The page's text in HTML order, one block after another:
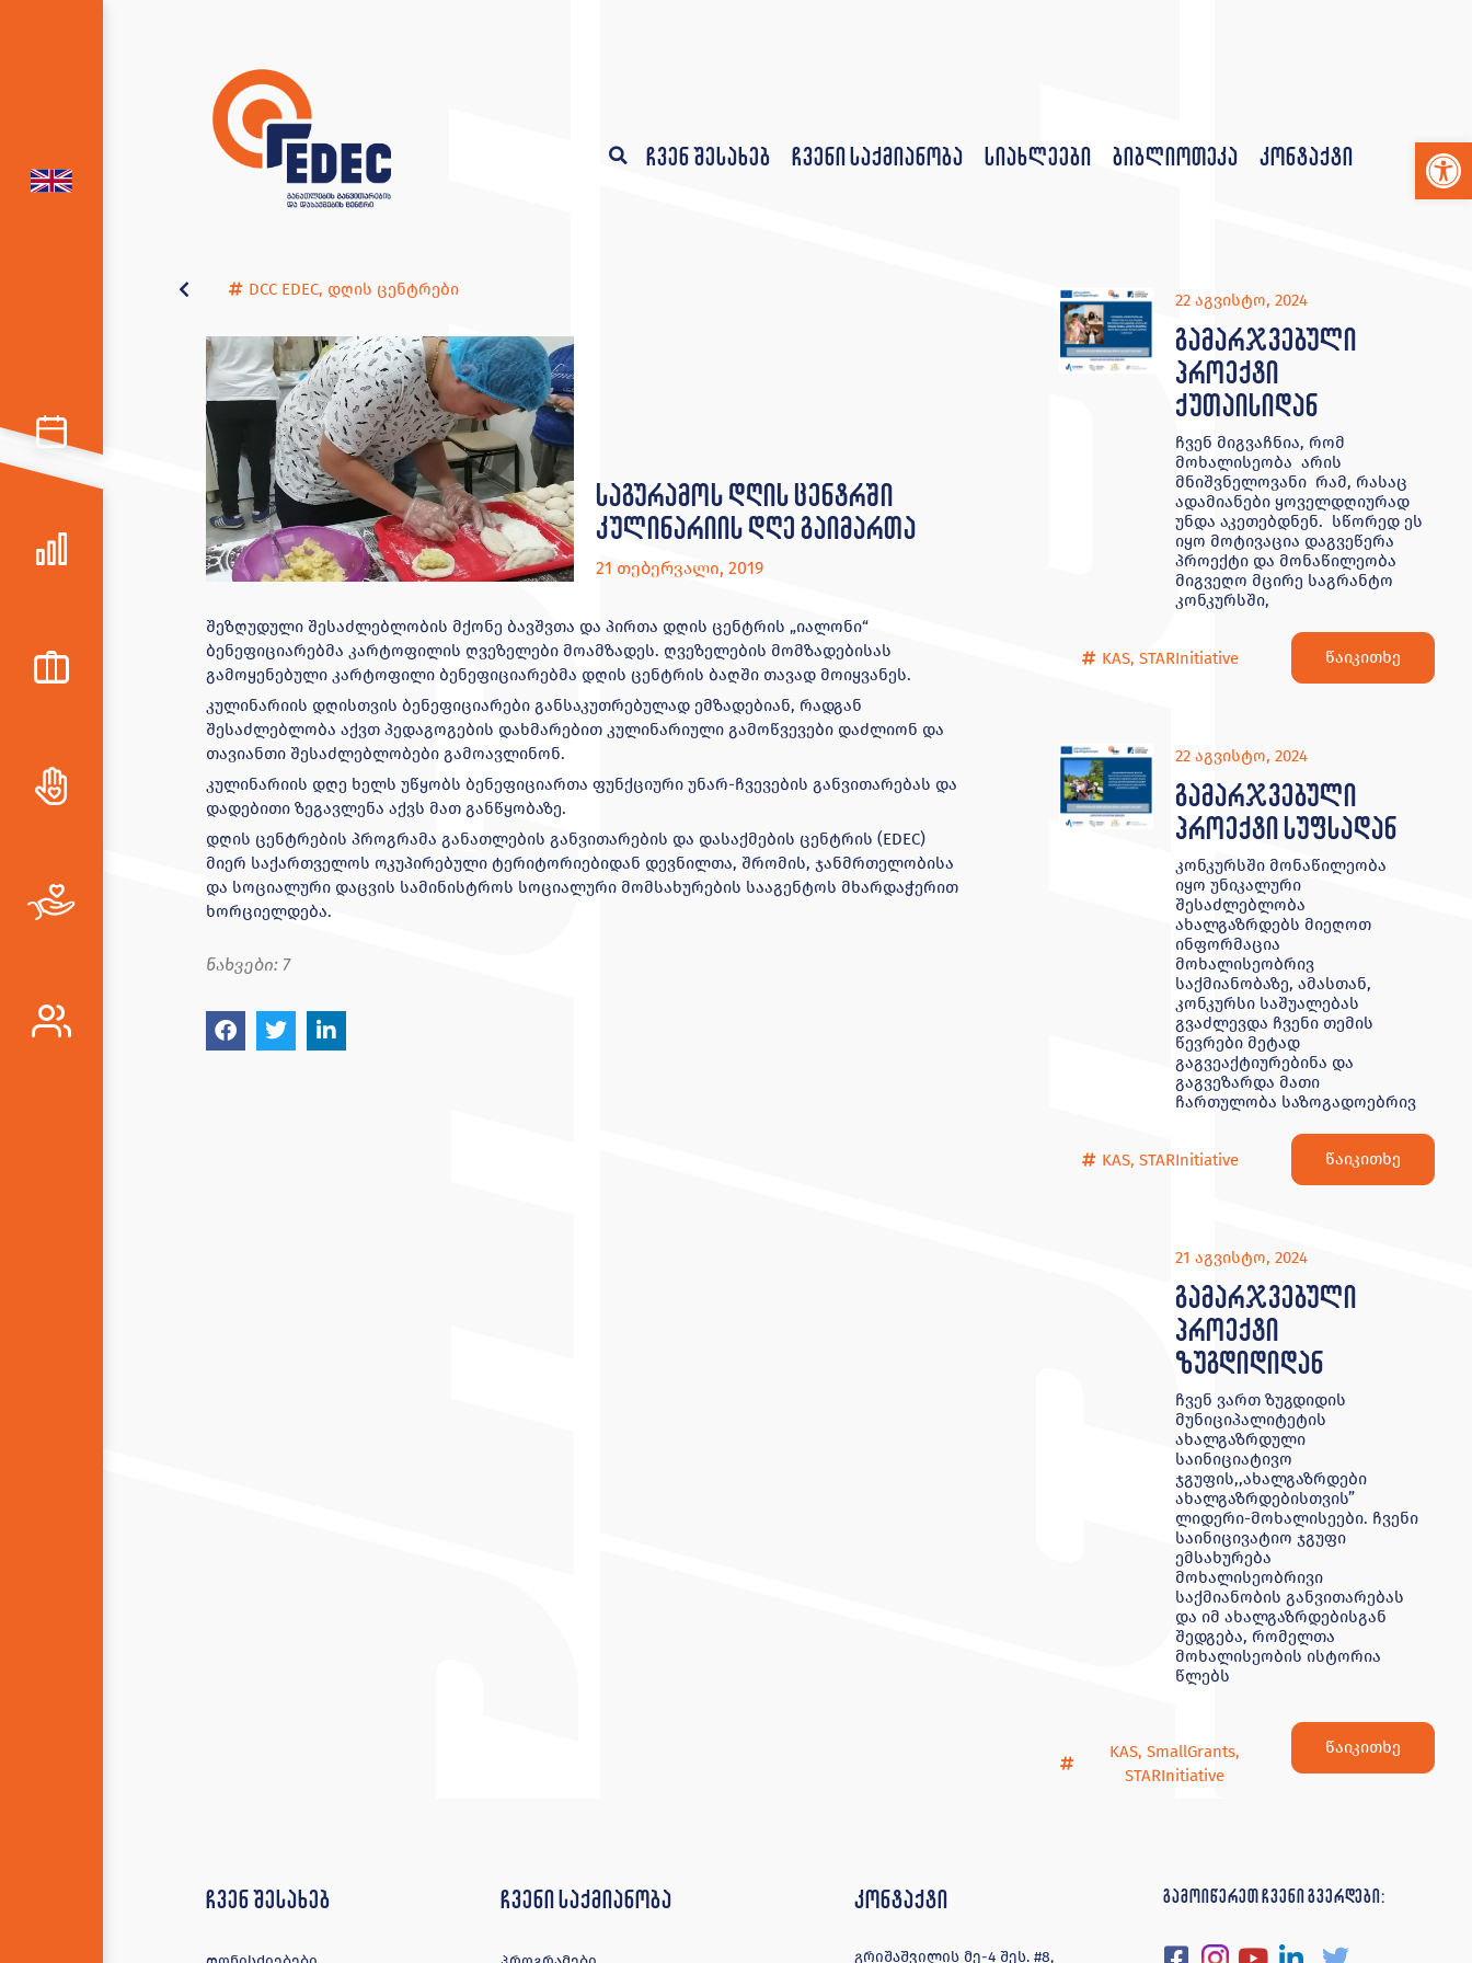
ჩვენ შესახებ ჩვენი საქმიანობა სიახლეები ბიბლიოთეკა კონტაქტი
DCC EDEC, დღის ცენტრები
საგურამოს დღის ცენტრში
კულინარიის დღე გაიმართა
21 თებერვალი, 2019
შეზღუდული შესაძლებლობის მქონე ბავშვთა და პირთა დღის ცენტრის „იალონი“
ბენეფიციარებმა კარტოფილის ღვეზელები მოამზადეს. ღვეზელების მომზადებისას
გამოყენებული კარტოფილი ბენეფიციარებმა დღის ცენტრის ბაღში თავად მოიყვანეს.
კულინარიის დღისთვის ბენეფიციარები განსაკუთრებულად ემზადებიან, რადგან
შესაძლებლობა აქვთ პედაგოგების დახმარებით კულინარიული გამოწვევები დაძლიონ და
თავიანთი შესაძლებლობები გამოავლინონ.
კულინარიის დღე ხელს უწყობს ბენეფიციართა ფუნქციური უნარ-ჩვევების განვითარებას და
დადებითი ზეგავლენა აქვს მათ განწყობაზე.
დღის ცენტრების პროგრამა განათლების განვითარების და დასაქმების ცენტრის (EDEC)
მიერ საქართველოს ოკუპირებული ტერიტორიებიდან დევნილთა, შრომის, ჯანმრთელობისა
და სოციალური დაცვის სამინისტროს სოციალური მომსახურების სააგენტოს მხარდაჭერით
ხორციელდება.
ნახვები: 7
22 აგვისტო, 2024
გამარჯვებული
პროექტი
ქუთაისიდან
ჩვენ მიგვაჩნია, რომ
მოხალისეობა არის
მნიშვნელოვანი რამ, რასაც
ადამიანები ყოველდღიურად
უნდა აკეთებდნენ. სწორედ ეს
იყო მოტივაცია დაგვეწერა
პროექტი და მონაწილეობა
მიგვეღო მცირე საგრანტო
კონკურსში,
KAS,STARInitiative წაიკითხე
22 აგვისტო, 2024
გამარჯვებული
პროექტი სუფსადან
კონკურსში მონაწილეობა
იყო უნიკალური
შესაძლებლობა
ახალგაზრდებს მიეღოთ
ინფორმაცია
მოხალისეობრივ
საქმიანობაზე, ამასთან,
კონკურსი საშუალებას
გვაძლევდა ჩვენი თემის
წევრები მეტად
გაგვეაქტიურებინა და
გაგვეზარდა მათი
ჩართულობა საზოგადოებრივ
KAS,STARInitiative წაიკითხე
21 აგვისტო, 2024
გამარჯვებული
პროექტი
ზუგდიდიდან
ჩვენ ვართ ზუგდიდის
მუნიციპალიტეტის
ახალგაზრდული
საინიციატივო
ჯგუფის,,ახალგაზრდები
ახალგაზრდებისთვის”
ლიდერი-მოხალისეები. ჩვენი
საინიცივატიო ჯგუფი
ემსახურება
მოხალისეობრივი
საქმიანობის განვითარებას
და იმ ახალგაზრდებისგან
შედგება, რომელთა
მოხალისეობის ისტორია
წლებს
KAS, SmallGrants,
STARInitiative
წაიკითხე
ჩვენ შესახებ ჩვენი საქმიანობა კონტაქტი
გრიშაშვილის მე-4 შეს. #8,
გამოიწერეთ ჩვენი გვერდები: